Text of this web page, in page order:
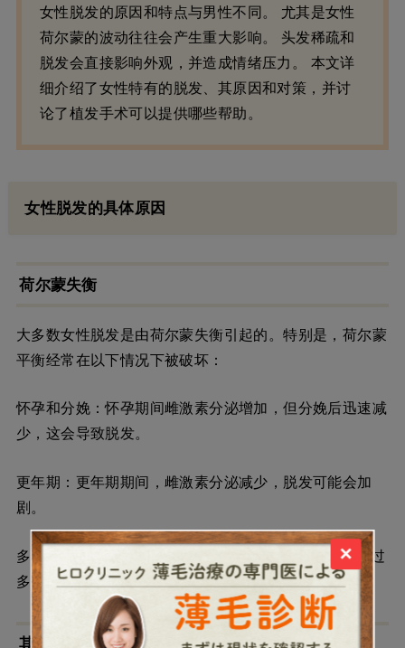
女性脱发的原因和特点与男性不同。 尤其是女性
荷尔蒙的波动往往会产生重大影响。 头发稀疏和
脱发会直接影响外观，并造成情绪压力。 本文详
细介绍了女性特有的脱发、其原因和对策，并讨
论了植发手术可以提供哪些帮助。
女性脱发的具体原因
荷尔蒙失衡
大多数女性脱发是由荷尔蒙失衡引起的。特别是，荷尔蒙
平衡经常在以下情况下被破坏：
怀孕和分娩：怀孕期间雌激素分泌增加，但分娩后迅速减
少，这会导致脱发。
更年期：更年期期间，雌激素分泌减少，脱发可能会加
剧。
多囊卵巢综合症（PCOS）：雄激素（雄性激素）分泌过
多会导致类似于男性型秃发的症状。
其他原因
×